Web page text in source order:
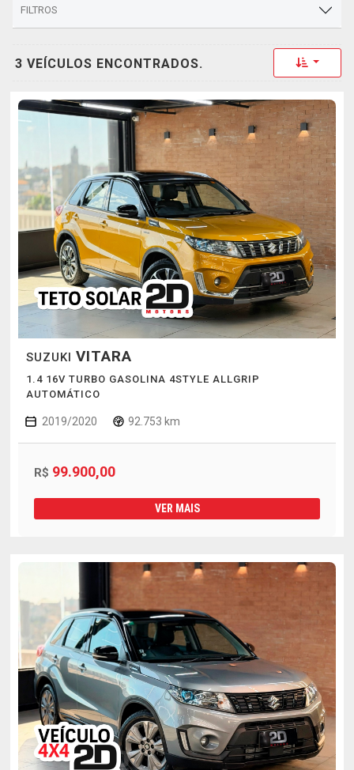
FILTROS
3 VEÍCULOS ENCONTRADOS. Toggle
SUZUKI VITARA
1.4 16V TURBO GASOLINA 4STYLE ALLGRIP
AUTOMÁTICO
2019/2020 92.753 km
R$ 99.900,00
VER MAIS